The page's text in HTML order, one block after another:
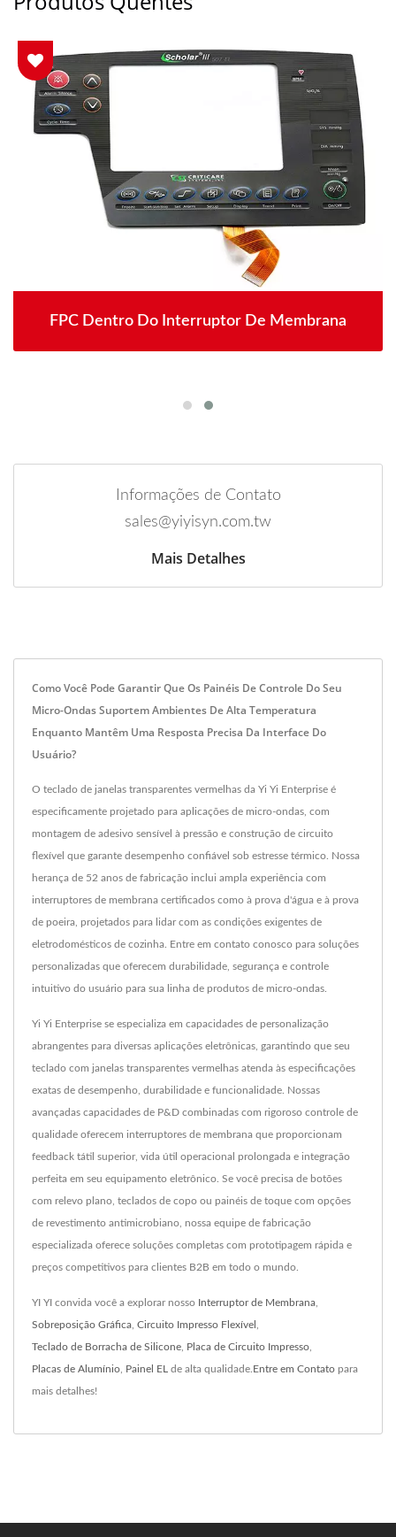
FPC Dentro Do Interruptor De Membrana
Informações de Contato
sales@yiyisyn.com.tw
Mais Detalhes
Como Você Pode Garantir Que Os Painéis De Controle Do Seu
Micro-Ondas Suportem Ambientes De Alta Temperatura
Enquanto Mantêm Uma Resposta Precisa Da Interface Do
Usuário?
O teclado de janelas transparentes vermelhas da Yi Yi Enterprise é
especificamente projetado para aplicações de micro-ondas, com
montagem de adesivo sensível à pressão e construção de circuito
flexível que garante desempenho confiável sob estresse térmico. Nossa
herança de 52 anos de fabricação inclui ampla experiência com
interruptores de membrana certificados como à prova d'água e à prova
de poeira, projetados para lidar com as condições exigentes de
eletrodomésticos de cozinha. Entre em contato conosco para soluções
personalizadas que oferecem durabilidade, segurança e controle
intuitivo do usuário para sua linha de produtos de micro-ondas.
Yi Yi Enterprise se especializa em capacidades de personalização
abrangentes para diversas aplicações eletrônicas, garantindo que seu
teclado com janelas transparentes vermelhas atenda às especificações
exatas de desempenho, durabilidade e funcionalidade. Nossas
avançadas capacidades de P&D combinadas com rigoroso controle de
qualidade oferecem interruptores de membrana que proporcionam
feedback tátil superior, vida útil operacional prolongada e integração
perfeita em seu equipamento eletrônico. Se você precisa de botões
com relevo plano, teclados de copo ou painéis de toque com opções
de revestimento antimicrobiano, nossa equipe de fabricação
especializada oferece soluções completas com prototipagem rápida e
preços competitivos para clientes B2B em todo o mundo.
YI YI convida você a explorar nosso Interruptor de Membrana
Sobreposição Gráfica Circuito Impresso Flexível
Teclado de Borracha de Silicone Placa de Circuito Impresso
Placas de Alumínio Painel EL de alta qualidade. Entre em Contato para
mais detalhes!